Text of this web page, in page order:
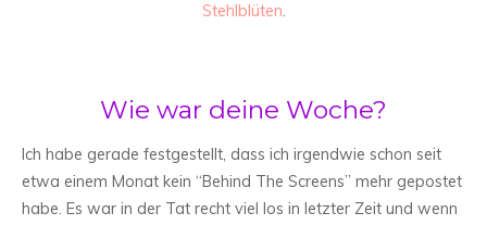
Stehlblüten.
Wie war deine Woche?
Ich habe gerade festgestellt, dass ich irgendwie schon seit
etwa einem Monat kein “Behind The Screens” mehr gepostet
habe. Es war in der Tat recht viel los in letzter Zeit und wenn